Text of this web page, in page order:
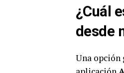
¿Cuál
desde
Una opción